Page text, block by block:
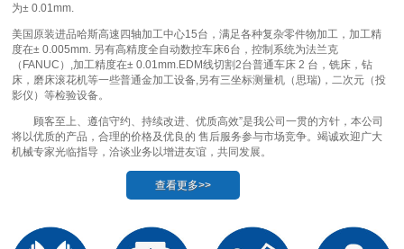
为± 0.01mm.
美国原装进品哈斯高速四轴加工中心15台，满足各种复杂零件物加工，加工精
度在± 0.005mm. 另有高精度全自动数控车床6台，控制系统为法兰克
（FANUC）,加工精度在± 0.01mm.EDM线切割2台普通车床 2 台，铣床，钻
床，磨床滚花机等一些普通金加工设备,另有三坐标测量机（思瑞)，二次元（投
影仪）等检验设备。
顾客至上、遵信守约、持续改进、优质高效”是我公司一贯的方针，本公司
将以优质的产品，合理的价格及优良的 售后服务参与市场竞争。竭诚欢迎广大
机械专家光临指导，洽谈业务以增进友谊，共同发展。
查看更多>>